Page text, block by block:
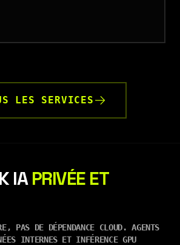
LES SERVICES
IAPRIVÉE ET
PAS DE DÉPENDANCE CLOUD. AGENTS
INTERNES ET INFÉRENCE GPU